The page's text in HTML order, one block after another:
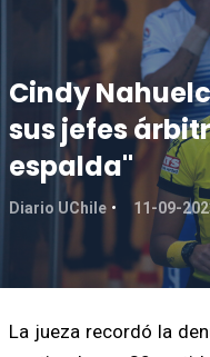
Cindy
sus jefes
espalda"
Diario UChile 11-09-
La jueza recordó la